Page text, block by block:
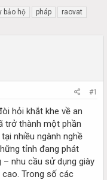
bảo hộ pháp
raovat
#1
hỏi khắt khe về an
trở thành một phần
nhiều ngành nghề
tỉnh đang phát
– nhu cầu sử dụng giày
Trong số các